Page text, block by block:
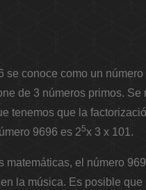
se conoce como un
de 3 números primos. Se
tenemos que la
9696 es 25x 3 x 101.
matemáticas, el número
la música. Es posible que